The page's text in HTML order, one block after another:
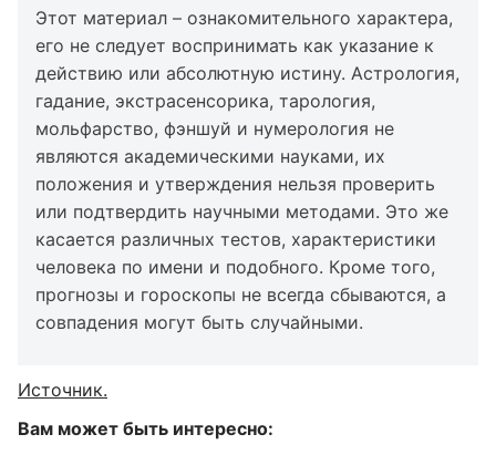
Этот материал – ознакомительного характера,
его не следует воспринимать как указание к
действию или абсолютную истину. Астрология,
гадание, экстрасенсорика, тарология,
мольфарство, фэншуй и нумерология не
являются академическими науками, их
положения и утверждения нельзя проверить
или подтвердить научными методами. Это же
касается различных тестов, характеристики
человека по имени и подобного. Кроме того,
прогнозы и гороскопы не всегда сбываются, а
совпадения могут быть случайными.
Источник.
Вам может быть интересно: